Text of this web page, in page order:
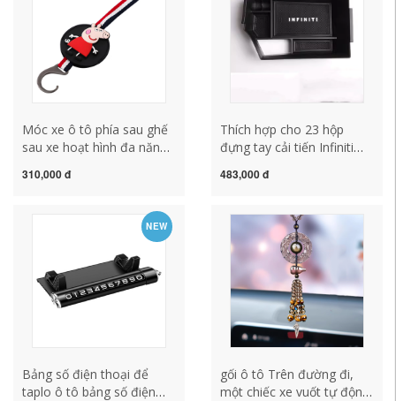
Móc xe ô tô phía sau ghế
sau xe hoạt hình đa năng
hình và dễ thương gối tựa
310,000 đ
Thích hợp cho 23 hộp
đựng tay cải tiến Infiniti
hộp đựng đồ trang trí nội
483,000 đ
NEW
Bảng số điện thoại để
taplo ô tô bảng số điện
gối ô tô Trên đường đi,
một chiếc xe vuốt tự động